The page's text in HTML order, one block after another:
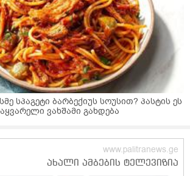
სპაგეტი ბარბექიუს სოუსით? პასტის ეს
ვახშამი გახდება